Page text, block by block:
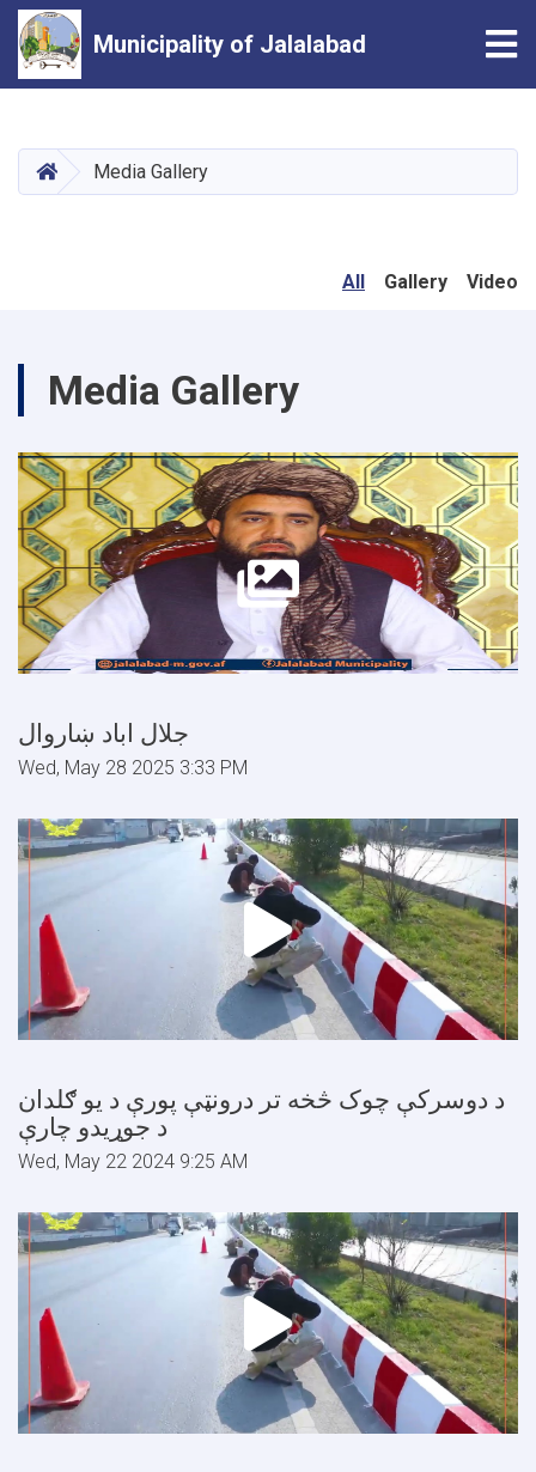
content
Municipality of Jalalabad
HOMEMedia Gallery
All Gallery Video
Media Gallery
جلال اباد ښاروال
Wed, May 28 2025 3:33 PM
د دوسرکې چوک څخه تر درونټې پورې د یو ګلدان
د جوړیدو چارې
Wed, May 22 2024 9:25 AM